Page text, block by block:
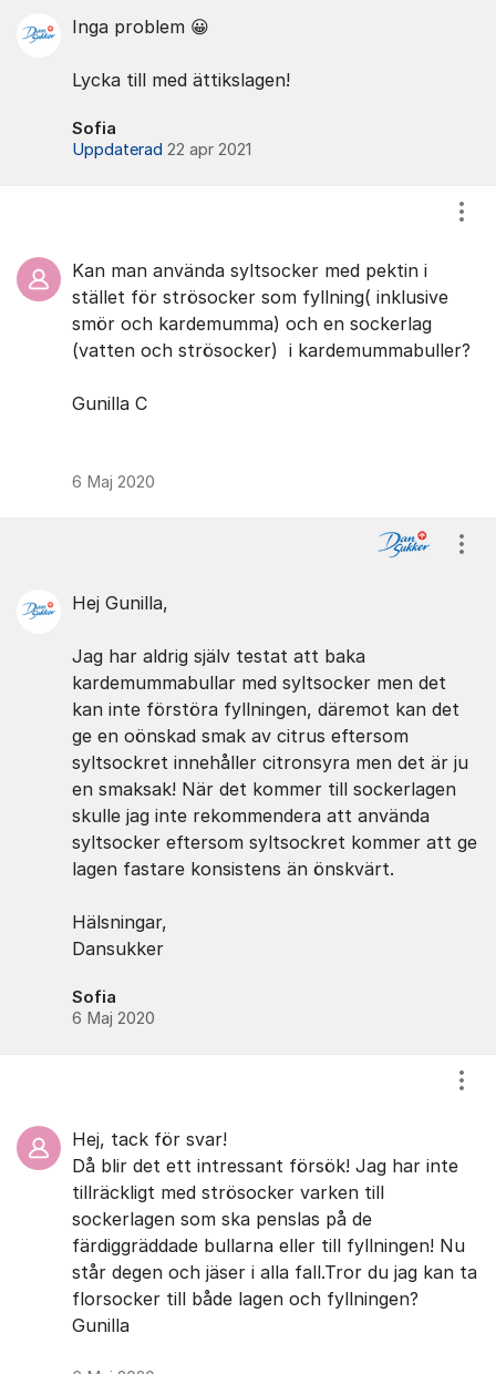
Inga problem 😀
Lycka till med ättikslagen!
Sofia
Uppdaterad 22 apr 2021
Kan man använda syltsocker med pektin i
stället för strösocker som fyllning( inklusive
smör och kardemumma) och en sockerlag
(vatten och strösocker) i kardemummabuller?
Gunilla C
6 Maj 2020
Hej Gunilla,
Jag har aldrig själv testat att baka
kardemummabullar med syltsocker men det
kan inte förstöra fyllningen, däremot kan det
ge en oönskad smak av citrus eftersom
syltsockret innehåller citronsyra men det är ju
en smaksak! När det kommer till sockerlagen
skulle jag inte rekommendera att använda
syltsocker eftersom syltsockret kommer att ge
lagen fastare konsistens än önskvärt.
Hälsningar,
Dansukker
Sofia
6 Maj 2020
Hej, tack för svar!
Då blir det ett intressant försök! Jag har inte
tillräckligt med strösocker varken till
sockerlagen som ska penslas på de
färdiggräddade bullarna eller till fyllningen! Nu
står degen och jäser i alla fall.Tror du jag kan ta
florsocker till både lagen och fyllningen?
Gunilla